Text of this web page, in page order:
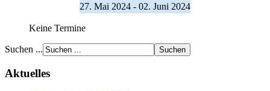
27. Mai 2024 - 02. Juni 2024
Keine Termine
Suchen ...
Aktuelles